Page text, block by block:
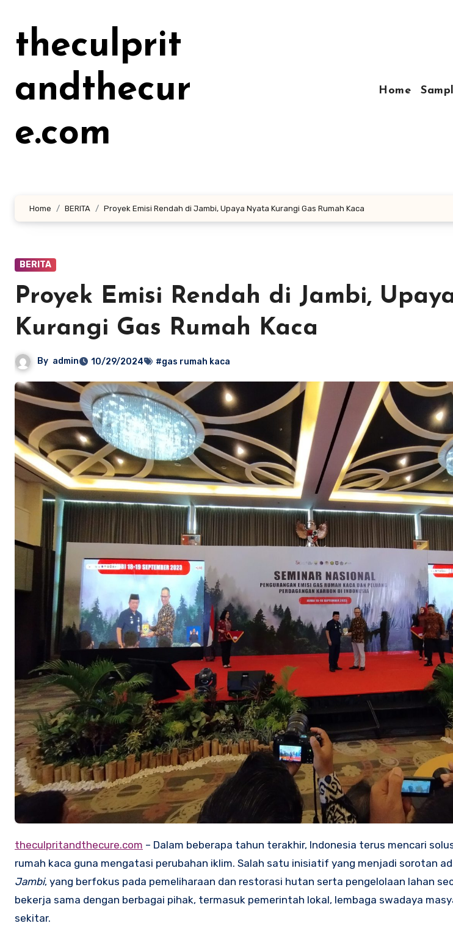
kontentheculprit
andthecur
e.com
Home
Home BERITA Proyek Emisi Rendah di Jambi, Upaya Nyata Kurangi Gas Rumah Kaca
BERITA
Proyek Emisi Rendah di Jambi,
Kurangi Gas Rumah Kaca
By admin 10/29/2024 #gas rumah kaca
theculpritandthecure.com – Dalam beberapa tahun terakhir, Indonesia terus mencari
rumah kaca guna mengatasi perubahan iklim. Salah satu inisiatif yang menjadi sorotan
Jambi, yang berfokus pada pemeliharaan dan restorasi hutan serta pengelolaan lahan
bekerja sama dengan berbagai pihak, termasuk pemerintah lokal, lembaga swadaya
sekitar.